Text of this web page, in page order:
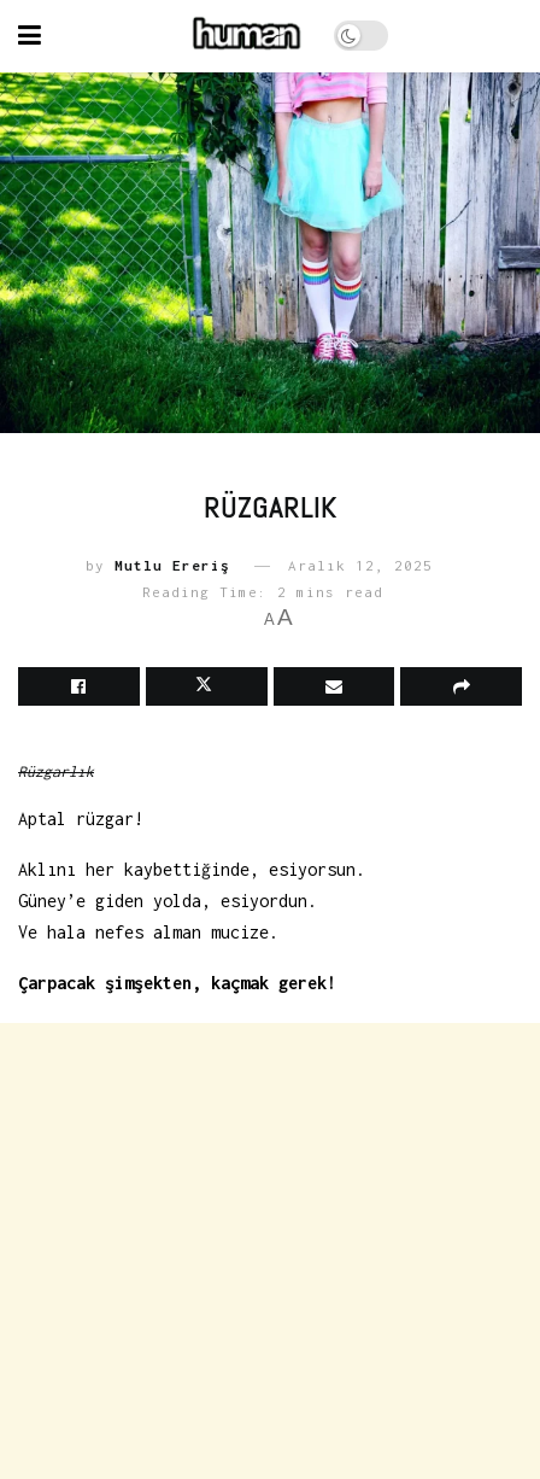
RÜZGARLIK
by Mutlu Ereriş
Aralık 12, 2025
Reading Time: 2 mins read
A A
Rüzgarlık
Aptal rüzgar!
Aklını her kaybettiğinde, esiyorsun.
Güney’e giden yolda, esiyordun.
Ve hala nefes alman mucize.
Çarpacak şimşekten, kaçmak gerek!